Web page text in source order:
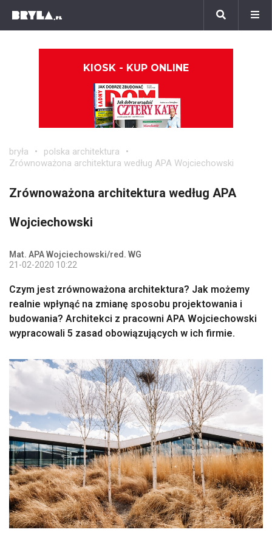
KIOSK - KUP ONLINE
bryła
polska architektura
Zrównoważona architektura według APA Wojciechowski
Zrównoważona architektura według APA
Wojciechowski
Mat. APA Wojciechowski/red. WG
21-02-2020 10:22
Czym jest zrównoważona architektura? Jak możemy
realnie wpłynąć na zmianę sposobu projektowania i
budowania? Architekci z pracowni APA Wojciechowski
wypracowali 5 zasad obowiązujących w ich firmie.